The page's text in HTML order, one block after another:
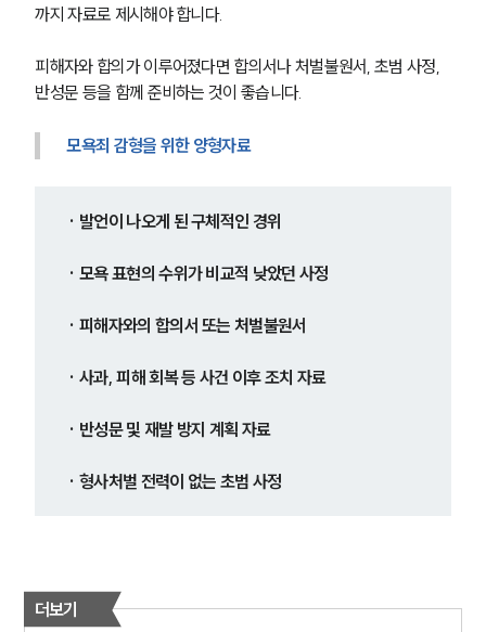
까지 자료로 제시해야 합니다.
피해자와 합의가 이루어졌다면 합의서나 처벌불원서, 초범 사정,
반성문 등을 함께 준비하는 것이 좋습니다.
모욕죄 감형을 위한 양형자료
· 발언이 나오게 된 구체적인 경위
· 모욕 표현의 수위가 비교적 낮았던 사정
· 피해자와의 합의서 또는 처벌불원서
· 사과, 피해 회복 등 사건 이후 조치 자료
· 반성문 및 재발 방지 계획 자료
· 형사처벌 전력이 없는 초범 사정
더보기